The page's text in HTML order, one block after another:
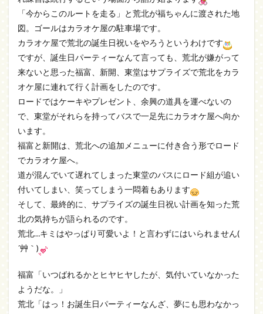
「今からこのルートを走る」と荒北が福ちゃんに渡された地
図。ゴールはカラオケ屋の駐車場です。
カラオケ屋で荒北の誕生日祝いをやろうというわけです
ですが、誕生日パーティーなんて言っても、荒北が嫌がって
来ないと思った福富、新開、東堂はサプライズで荒北をカラ
オケ屋に連れて行く計画をしたのです。
ロードではケーキやプレゼント、余興の道具を運べないの
で、東堂がそれらを持ってバスで一足先にカラオケ屋へ向か
います。
福富と新開は、荒北への追加メニューに付き合う形でロード
でカラオケ屋へ。
道が混んでいて遅れてしまった東堂のバスにロード組が追い
付いてしまい、笑ってしまう一悶着もあります
そして、最終的に、サプライズの誕生日祝い計画を知った荒
北の気持ちが語られるのです。
荒北…キミはやっぱり可愛いよ！と言わずにはいられません(
´艸｀)
福富「いつばれるかとヒヤヒヤしたが、気付いていなかった
ようだな。」
荒北「はっ！お誕生日パーティーなんざ、夢にも思わなかっ